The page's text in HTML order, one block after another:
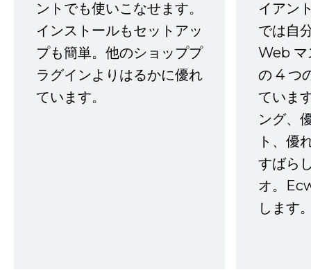
ントでも使いこなせます。
インストールもセットアッ
プも簡単。他のショッププ
ラグインよりはるかに優れ
ています。
イアン
では自
Web マ
の 4 つ
ていま
ング、
ト、優
すばら
オ。
します